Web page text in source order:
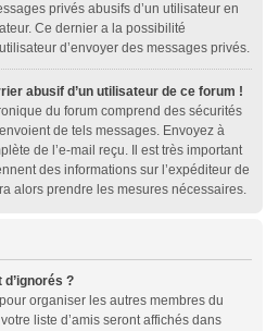
privés abusifs d’un utilisateur en
Ce dernier a la possibilité
d’envoyer des messages privés.
abusif d’un utilisateur de ce forum !
du forum comprend des sécurités
de tels messages. Envoyez à
de l’e-mail reçu. Il est très important
des informations sur l’expéditeur de
alors prendre les mesures nécessaires.
?
organiser les autres membres du
liste d’amis seront affichés dans